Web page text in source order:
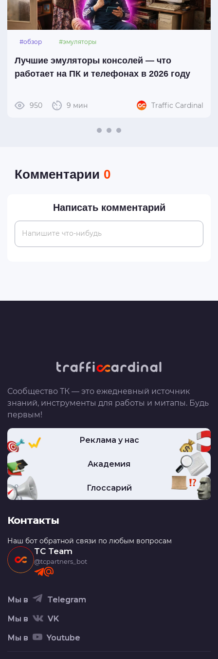
#обзор #эмуляторы
Лучшие эмуляторы консолей — что
работает на ПК и телефонах в 2026 году
950 9 мин Traffic Cardinal
Комментарии 0
Написать комментарий
Напишите что-нибудь
Сообщество ТК — это ежедневный источник
знаний, инструменты для работы и митапы. Будь
первым!
Реклама у нас
Академия
Глоссарий
Контакты
Наш бот обратной связи по любым вопросам
TC Team
@tcpartners_bot
Мы в Telegram
Мы в VK
Мы в Youtube